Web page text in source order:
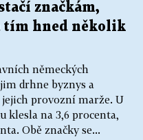
značkám,
tím hned několik
německých
drhne byznys a
provozní marže. U
klesla na 3,6 procenta,
Obě značky se...